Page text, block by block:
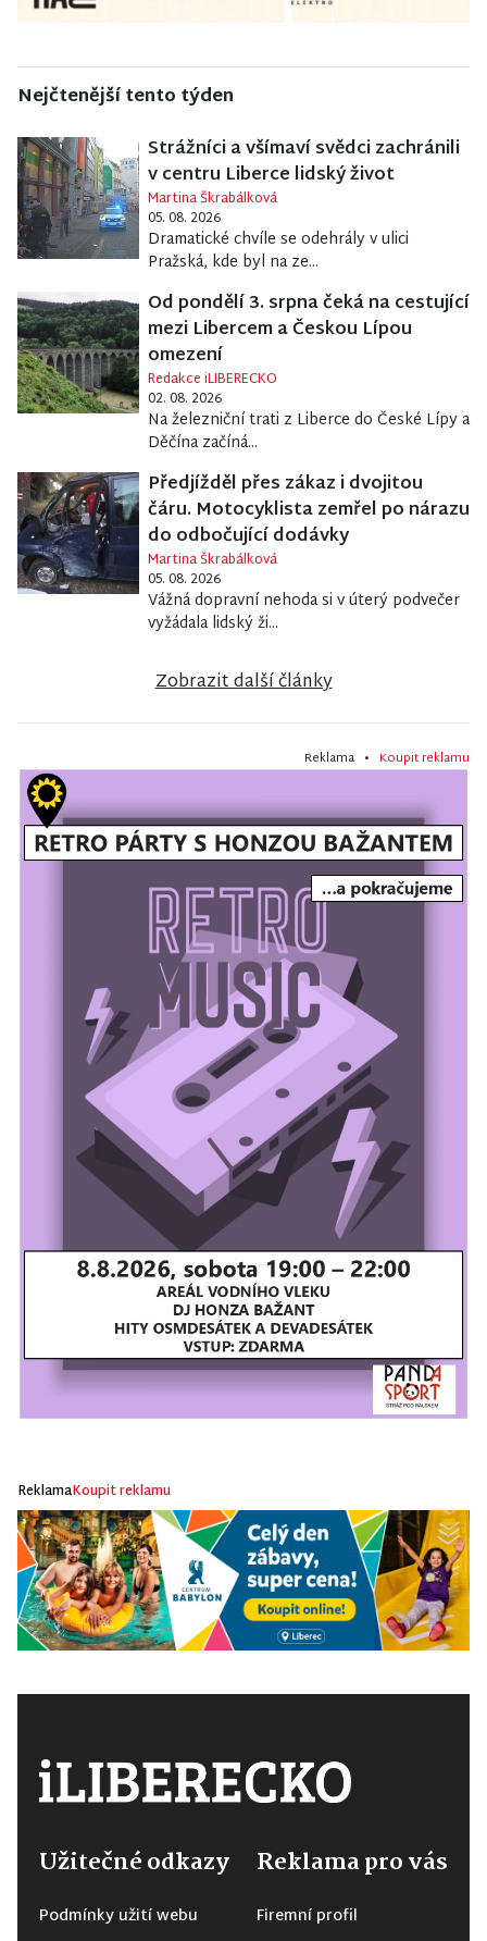
Nejčtenější tento týden
Strážníci a všímaví svědci zachránili
v centru Liberce lidský život
Martina Škrabálková
05. 08. 2026
Dramatické chvíle se odehrály v ulici
Pražská, kde byl na ze...
Od pondělí 3. srpna čeká na cestující
mezi Libercem a Českou Lípou
omezení
Redakce iLIBERECKO
02. 08. 2026
Na železniční trati z Liberce do České Lípy a
Děčína začíná...
Předjížděl přes zákaz i dvojitou
čáru. Motocyklista zemřel po nárazu
do odbočující dodávky
Martina Škrabálková
05. 08. 2026
Vážná dopravní nehoda si v úterý podvečer
vyžádala lidský ži...
Zobrazit další články
Reklama • Koupit reklamu
ReklamaKoupit reklamu
Užitečné odkazy
Podmínky užití webu
Reklama pro vás
Firemní profil